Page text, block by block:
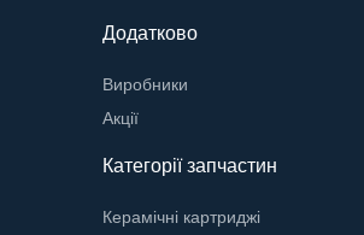
Додатково
Виробники
Акції
Категорії запчастин
Керамічні картриджі